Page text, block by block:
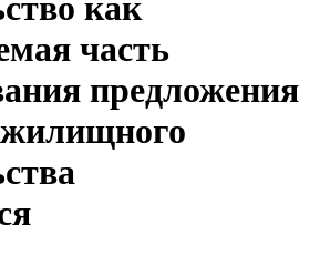
часть
предложения